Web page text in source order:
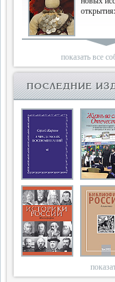
Новый
Книги
показать все
ПОСЛЕДНИЕ